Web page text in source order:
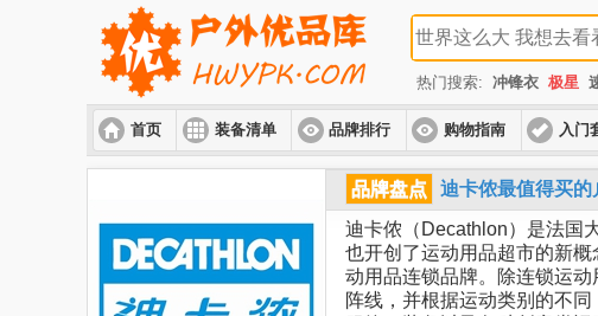
热门搜索: 冲锋衣 极星
首页 装备清单 品牌排行 购物指南 入门
品牌盘点
迪卡侬最值得买的
迪卡侬（Decathlon）是法国
也开创了运动用品超市的新
动用品连锁品牌。除连锁运
阵线，并根据运动类别的不